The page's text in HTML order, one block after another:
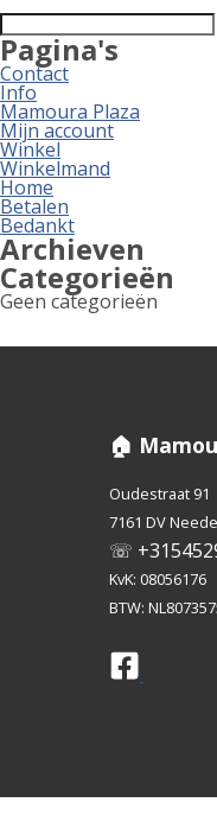
Zoeken
naar:
Pagina's
Contact
Info
Mamoura Plaza
Mijn account
Winkel
Winkelmand
Home
Betalen
Bedankt
Archieven
Categorieën
Geen categorieën
🏠
Oudestraat 91
7161 DV Neede
☏
KvK: 08056176
BTW: